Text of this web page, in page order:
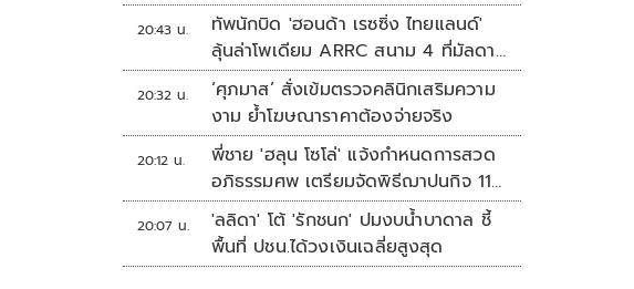
20:43 น.
ทัพนักบิด 'ฮอนด้า เรซซิ่ง ไทยแลนด์'
ลุ้นล่าโพเดียม ARRC สนาม 4 ที่มัลดาลิ
กา
20:32 น.
‘ศุภมาส’ สั่งเข้มตรวจคลินิกเสริมความ
งาม ย้ำโฆษณาราคาต้องจ่ายจริง
20:12 น.
พี่ชาย 'ฮลุน โซโล่' แจ้งกำหนดการสวด
อภิธรรมศพ เตรียมจัดพิธีฌาปนกิจ 11
ส.ค.
20:07 น.
'ลลิดา' โต้ 'รักชนก' ปมงบน้ำบาดาล ชี้
พื้นที่ ปชน.ได้วงเงินเฉลี่ยสูงสุด